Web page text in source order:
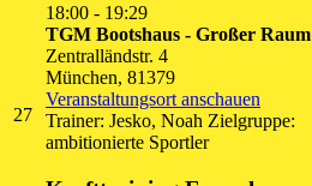
2727.
Juli
18:00 - 19:29
TGM Bootshaus - Großer Raum
Zentralländstr. 4
München, 81379
Veranstaltungsort anschauen
Trainer: Jesko, Noah Zielgruppe:
ambitionierte Sportler